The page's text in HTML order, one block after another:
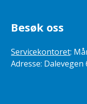
Besøk oss
Servicekontoret:
Adresse: